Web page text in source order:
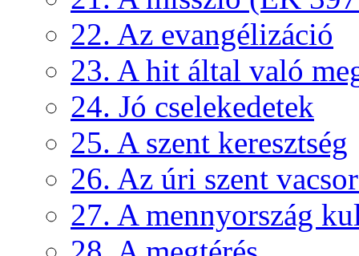
22. Az evangélizáció
23. A hit által való
24. Jó cselekedetek
25. A szent keresztség
26. Az úri szent
27. A mennyország